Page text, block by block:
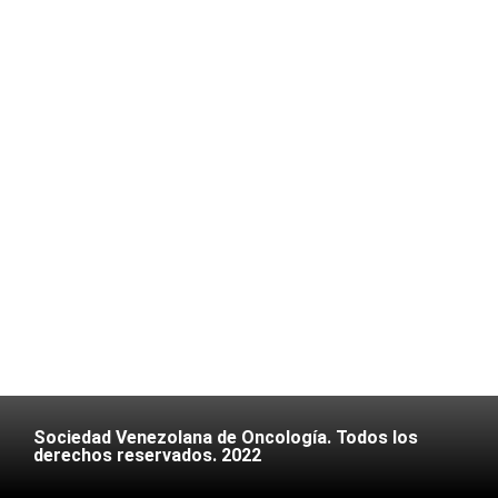
Sociedad Venezolana de Oncología. Todos los
derechos reservados. 2022